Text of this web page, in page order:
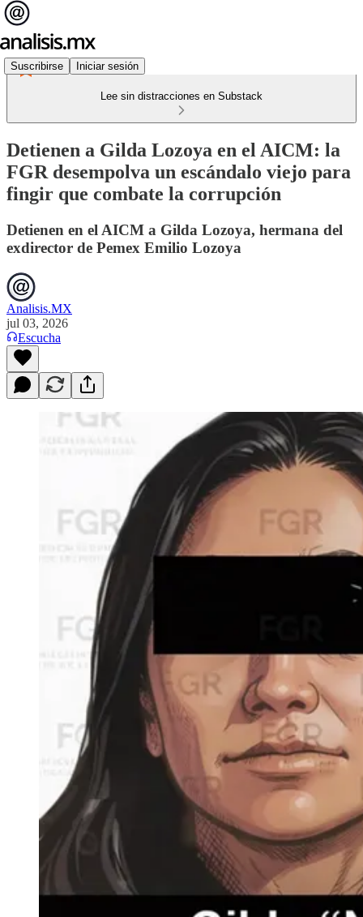
Suscribirse Iniciar sesión
Lee sin distracciones en Substack
Detienen a Gilda Lozoya en el AICM: la
FGR desempolva un escándalo viejo para
fingir que combate la corrupción
Detienen en el AICM a Gilda Lozoya, hermana del
exdirector de Pemex Emilio Lozoya
Analisis.MX
jul 03, 2026
Escucha